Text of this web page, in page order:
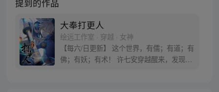
提到的作品
大奉打更人
绘远工作室 · 穿越 · 女神
【每六/日更新】 这个世界，有儒；有道；有
佛；有妖；有术！ 许七安穿越醒来，发现自